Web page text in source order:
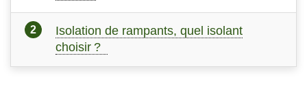
Isolation de rampants, quel isolant
choisir ?